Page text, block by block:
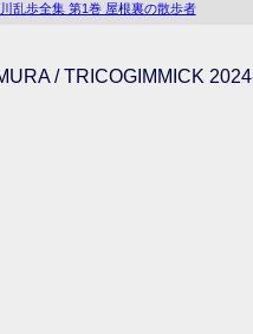
乱歩全集 第1巻 屋根裏の散歩者
/ TRICOGIMMICK